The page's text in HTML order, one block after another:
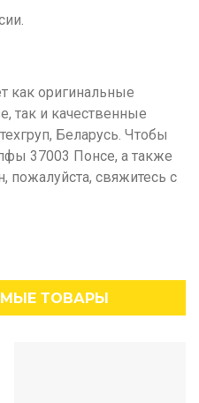
как оригинальные
так и качественные
Беларусь. Чтобы
37003 Понсе, а также
пожалуйста, свяжитесь с
ТОВАРЫ